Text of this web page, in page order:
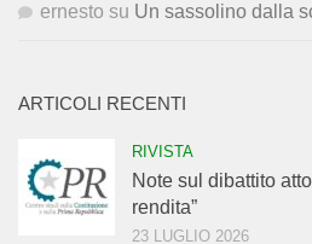
ernesto su Un sassolino dalla
ARTICOLI RECENTI
RIVISTA
Note sul dibattito
rendita”
23 LUGLIO 2026